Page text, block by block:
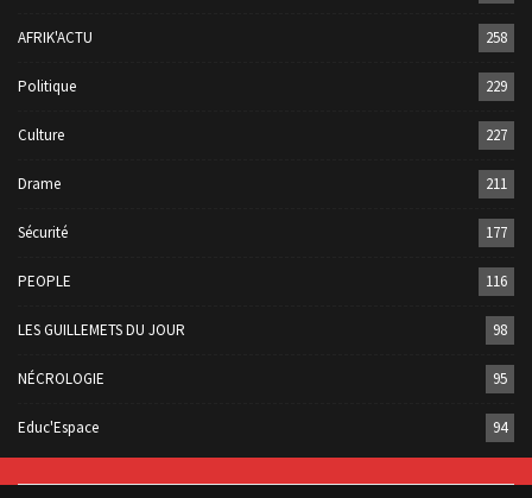
AFRIK'ACTU 258
Politique 229
Culture 227
Drame 211
Sécurité 177
PEOPLE 116
LES GUILLEMETS DU JOUR 98
NÉCROLOGIE 95
Educ'Espace 94